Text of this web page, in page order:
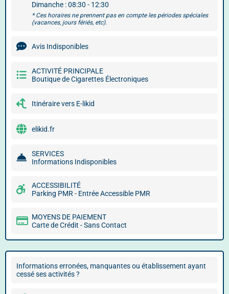
Dimanche : 08:30 - 12:30
* Ces horaires ne prennent pas en compte les périodes spéciales
(vacances, jours fériés, etc).
Avis Indisponibles
ACTIVITÉ PRINCIPALE
Boutique de Cigarettes Électroniques
Itinéraire vers E-likid
elikid.fr
SERVICES
Informations Indisponibles
ACCESSIBILITÉ
Parking PMR - Entrée Accessible PMR
MOYENS DE PAIEMENT
Carte de Crédit - Sans Contact
Informations erronées, manquantes ou établissement ayant
cessé ses activités ?